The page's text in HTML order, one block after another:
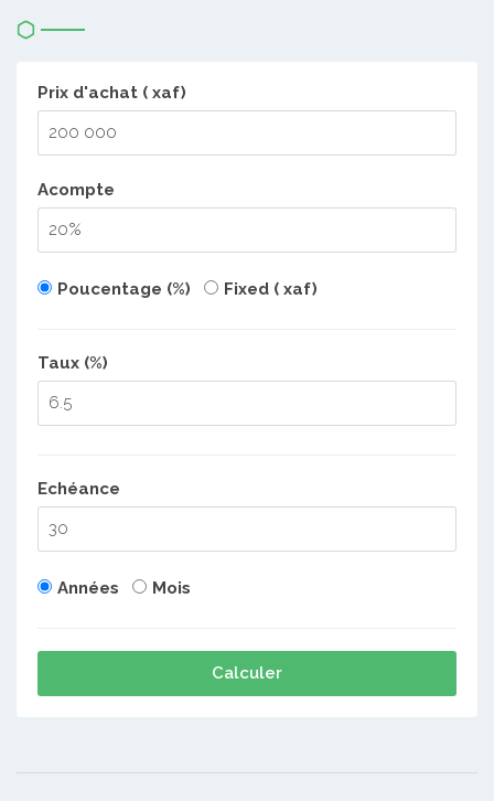
Prix d'achat ( xaf)
Acompte
Poucentage (%) Fixed ( xaf)
Taux (%)
Echéance
Années Mois
Calculer